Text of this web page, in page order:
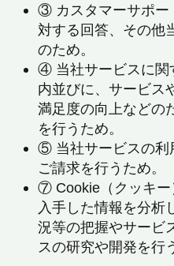
③ カスタマーサポー
対する回答、その他
のため。
④ 当社サービスに関
内並びに、サービス
満足度の向上などの
を行うため。
⑤ 当社サービスの利
ご請求を行うため。
⑦ Cookie（クッキー
入手した情報を分析
況等の把握やサービ
スの研究や開発を行